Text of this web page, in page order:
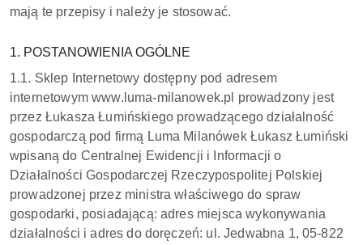
mają te przepisy i należy je stosować.
1. POSTANOWIENIA OGÓLNE
1.1. Sklep Internetowy dostępny pod adresem
internetowym www.luma-milanowek.pl prowadzony jest
przez Łukasza Łumińskiego prowadzącego działalność
gospodarczą pod firmą Luma Milanówek Łukasz Łumiński
wpisaną do Centralnej Ewidencji i Informacji o
Działalności Gospodarczej Rzeczypospolitej Polskiej
prowadzonej przez ministra właściwego do spraw
gospodarki, posiadającą: adres miejsca wykonywania
działalności i adres do doręczeń: ul. Jedwabna 1, 05-822